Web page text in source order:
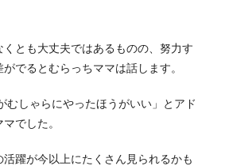
とも大丈夫ではあるものの、努力す
でるとむらっちママは話します。
むしゃらにやったほうがいい」とアド
でした。
躍が今以上にたくさん見られるかも